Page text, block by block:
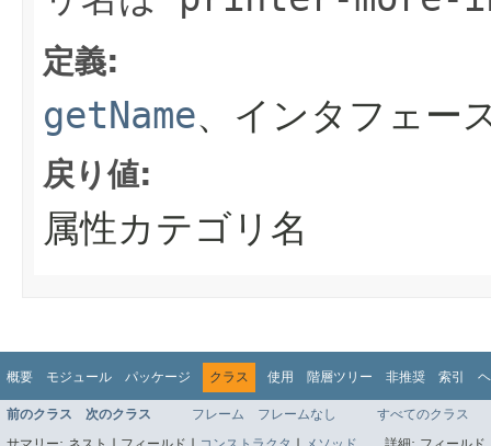
定義:
getName、インタフェー
戻り値:
属性カテゴリ名
概要 モジュール パッケージ クラス 使用 階層ツリー 非推奨 索引
前のクラス 次のクラス フレーム フレームなし
すべてのクラス